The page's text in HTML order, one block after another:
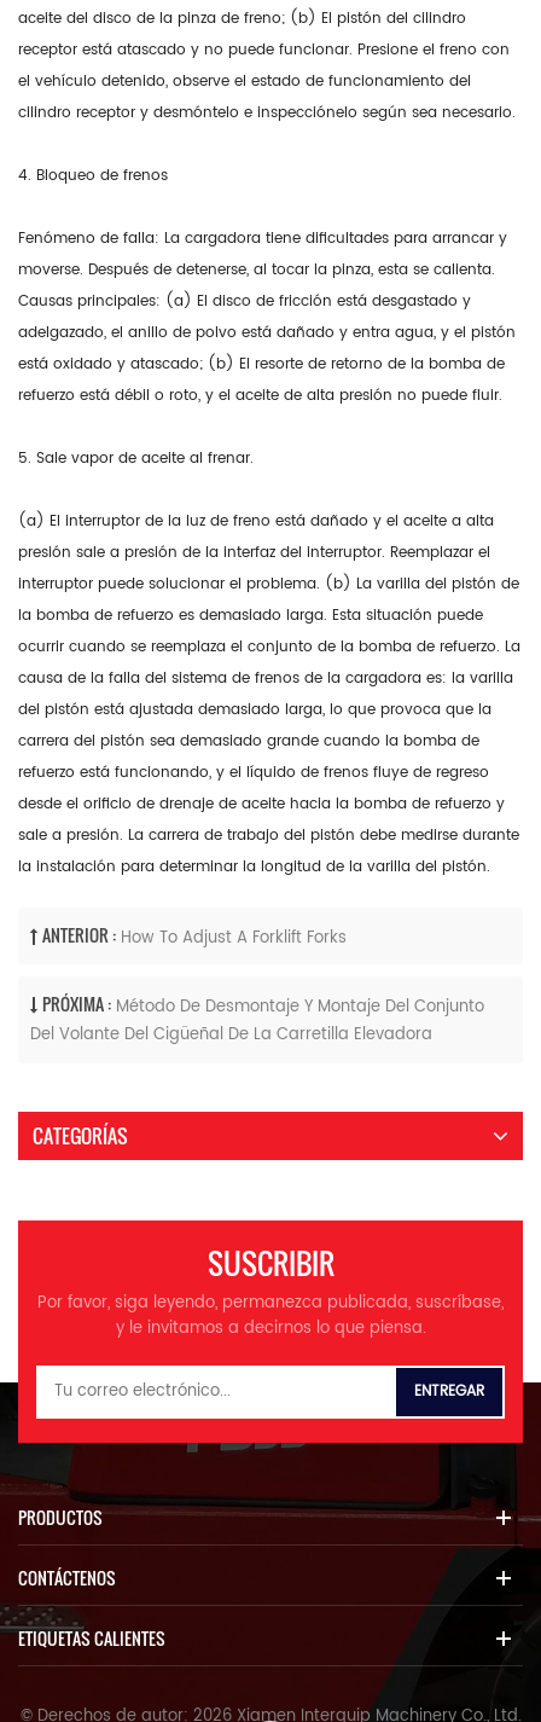
aceite del disco de la pinza de freno; (b) El pistón del cilindro
receptor está atascado y no puede funcionar. Presione el freno con
el vehículo detenido, observe el estado de funcionamiento del
cilindro receptor y desmóntelo e inspecciónelo según sea necesario.
4. Bloqueo de frenos
Fenómeno de falla: La cargadora tiene dificultades para arrancar y
moverse. Después de detenerse, al tocar la pinza, esta se calienta.
Causas principales: (a) El disco de fricción está desgastado y
adelgazado, el anillo de polvo está dañado y entra agua, y el pistón
está oxidado y atascado; (b) El resorte de retorno de la bomba de
refuerzo está débil o roto, y el aceite de alta presión no puede fluir.
5. Sale vapor de aceite al frenar.
(a) El interruptor de la luz de freno está dañado y el aceite a alta
presión sale a presión de la interfaz del interruptor. Reemplazar el
interruptor puede solucionar el problema. (b) La varilla del pistón de
la bomba de refuerzo es demasiado larga. Esta situación puede
ocurrir cuando se reemplaza el conjunto de la bomba de refuerzo. La
causa de la falla del sistema de frenos de la cargadora es: la varilla
del pistón está ajustada demasiado larga, lo que provoca que la
carrera del pistón sea demasiado grande cuando la bomba de
refuerzo está funcionando, y el líquido de frenos fluye de regreso
desde el orificio de drenaje de aceite hacia la bomba de refuerzo y
sale a presión. La carrera de trabajo del pistón debe medirse durante
la instalación para determinar la longitud de la varilla del pistón.
ANTERIOR : How To Adjust A Forklift Forks
PRÓXIMA : Método De Desmontaje Y Montaje Del Conjunto
Del Volante Del Cigüeñal De La Carretilla Elevadora
CATEGORÍAS
SUSCRIBIR
Por favor, siga leyendo, permanezca publicada, suscríbase,
y le invitamos a decirnos lo que piensa.
PRODUCTOS
CONTÁCTENOS
ETIQUETAS CALIENTES
© Derechos de autor: 2026 Xiamen Interquip Machinery Co., Ltd.